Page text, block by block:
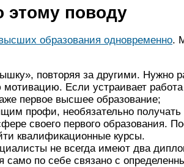
этому поводу
образования одновременно.
повторяя за другими. Нужно
Если устраивает
первое высшее образование;
профи, необязательно
своего первого образования.
квалификационные курсы.
не всегда имеют два
само по себе связано с